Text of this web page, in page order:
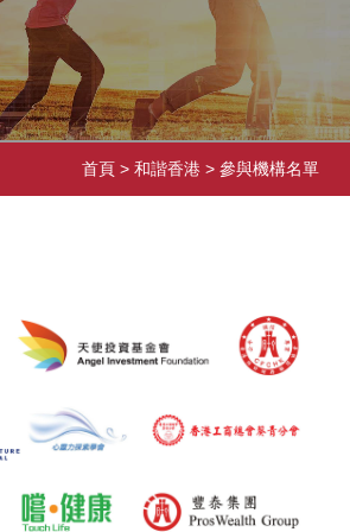
首頁> 和諧香港 > 參與機構名單